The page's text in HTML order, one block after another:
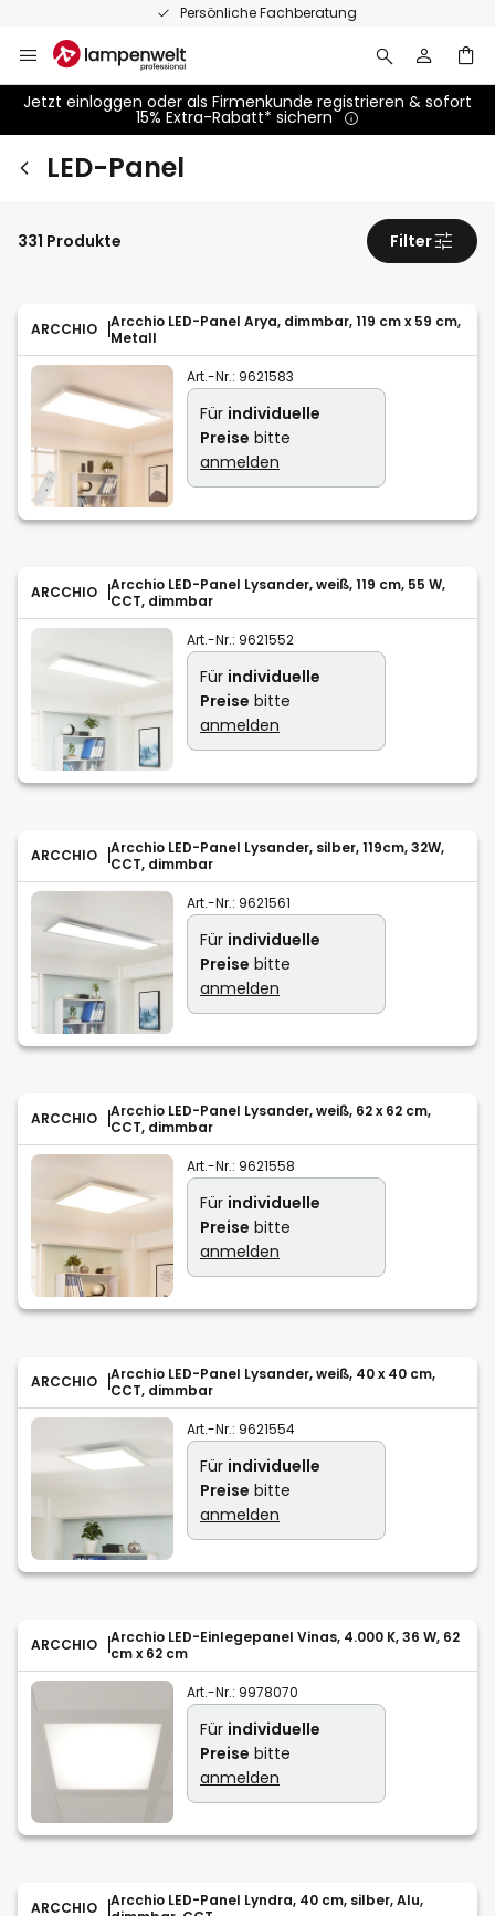
Persönliche Fachberatung
Inhalt
springen
Jetzt einloggen oder als Firmenkunde registrieren & sofort
15% Extra-Rabatt* sichern
LED-Panel
ARCCHIO
Arcchio LED-Panel Arya, dimmbar, 119 cm x 59 cm,
Metall
Art.-Nr.: 9621583
Für individuelle
Preise bitte
anmelden
ARCCHIO
Arcchio LED-Panel Lysander, weiß, 119 cm, 55 W,
CCT, dimmbar
Art.-Nr.: 9621552
Für individuelle
Preise bitte
anmelden
ARCCHIO
Arcchio LED-Panel Lysander, silber, 119cm, 32W,
CCT, dimmbar
Art.-Nr.: 9621561
Für individuelle
Preise bitte
anmelden
ARCCHIO
Arcchio LED-Panel Lysander, weiß, 62 x 62 cm,
CCT, dimmbar
Art.-Nr.: 9621558
Für individuelle
Preise bitte
anmelden
ARCCHIO
Arcchio LED-Panel Lysander, weiß, 40 x 40 cm,
CCT, dimmbar
Art.-Nr.: 9621554
Für individuelle
Preise bitte
anmelden
ARCCHIO
Arcchio LED-Einlegepanel Vinas, 4.000 K, 36 W, 62
cm x 62 cm
Art.-Nr.: 9978070
Für individuelle
Preise bitte
anmelden
ARCCHIO
Arcchio LED-Panel Lyndra, 40 cm, silber, Alu,
331 Produkte Filter